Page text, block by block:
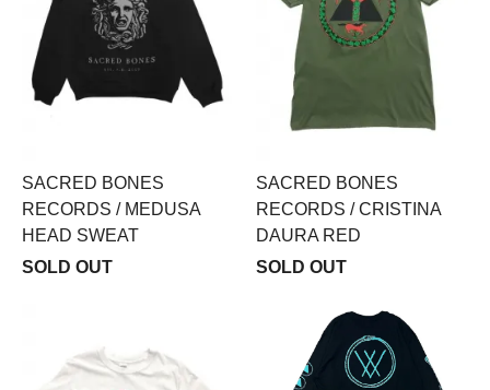
SACRED BONES
RECORDS / MEDUSA
HEAD SWEAT
SOLD OUT
SACRED BONES
RECORDS / CRISTINA
DAURA RED
SOLD OUT